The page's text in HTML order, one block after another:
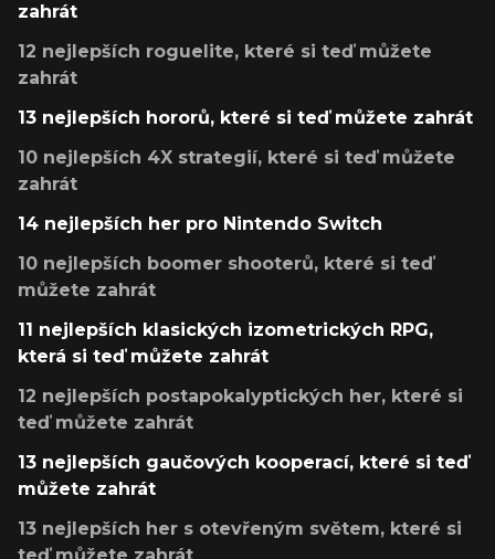
zahrát
12 nejlepších roguelite, které si teď můžete
zahrát
13 nejlepších hororů, které si teď můžete zahrát
10 nejlepších 4X strategií, které si teď můžete
zahrát
14 nejlepších her pro Nintendo Switch
10 nejlepších boomer shooterů, které si teď
můžete zahrát
11 nejlepších klasických izometrických RPG,
která si teď můžete zahrát
12 nejlepších postapokalyptických her, které si
teď můžete zahrát
13 nejlepších gaučových kooperací, které si teď
můžete zahrát
13 nejlepších her s otevřeným světem, které si